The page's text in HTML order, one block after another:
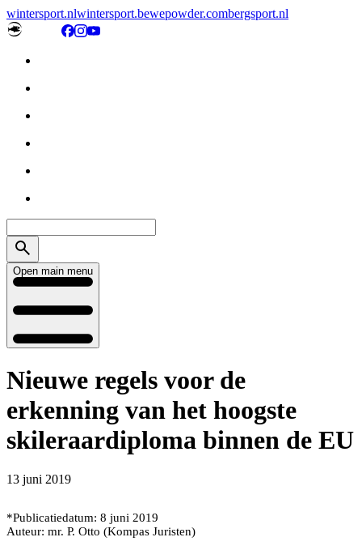
wintersport.nlwintersport.bewepowder.combergsport.nl
Open main menu
Nieuwe regels voor de
erkenning van het hoogste
skileraardiploma binnen de EU
13 juni 2019
*Publicatiedatum: 8 juni 2019
Auteur: mr. P. Otto (Kompas Juristen)